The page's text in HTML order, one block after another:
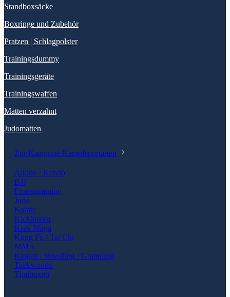
Standboxsäcke
Boxringe und Zubehör
Pratzen | Schlagpolster
Trainingsdummy
Trainingsgeräte
Trainingswaffen
Matten verzahnt
Judomatten
Zur Kategorie Kampfsportarten
Aikido / Kendo
BJJ
Fitnesstraining
Judo
Karate
Kickboxen
Krav Maga
Kung Fu / Tai Chi
MMA
Ringen / Wrestling / Grappling
Taekwondo
Thaiboxen